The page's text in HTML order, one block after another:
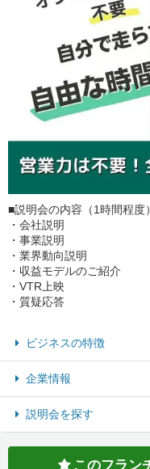
■説明会の内容（1時間程度）
・会社説明
・事業説明
・業界動向説明
・収益モデルのご紹介
・VTR上映
・質疑応答
ビジネスの特徴
企業情報
説明会を探す
このフラン